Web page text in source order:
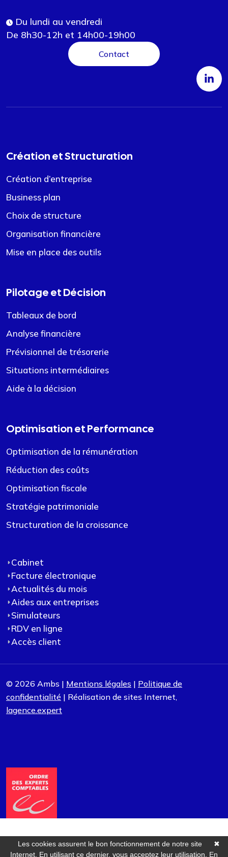
Du lundi au vendredi
De 8h30-12h et 14h00-19h00
Contact
Création et Structuration
Création d’entreprise
Business plan
Choix de structure
Organisation financière
Mise en place des outils
Pilotage et Décision
Tableaux de bord
Analyse financière
Prévisionnel de trésorerie
Situations intermédiaires
Aide à la décision
Optimisation et Performance
Optimisation de la rémunération
Réduction des coûts
Optimisation fiscale
Stratégie patrimoniale
Structuration de la croissance
Cabinet
Facture électronique
Actualités du mois
Aides aux entreprises
Simulateurs
RDV en ligne
Accès client
© 2026 Ambs | Mentions légales | Politique de
confidentialité | Réalisation de sites Internet,
lagence.expert
✖
Les cookies assurent le bon fonctionnement de notre site
Internet. En utilisant ce dernier, vous acceptez leur utilisation. En